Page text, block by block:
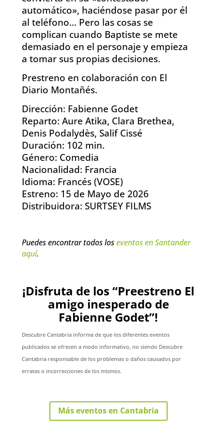
automático», haciéndose pasar por él
al teléfono… Pero las cosas se
complican cuando Baptiste se mete
demasiado en el personaje y empieza
a tomar sus propias decisiones.
Prestreno en colaboración con El
Diario Montañés.
Dirección: Fabienne Godet
Reparto: Aure Atika, Clara Brethea,
Denis Podalydès, Salif Cissé
Duración: 102 min.
Género: Comedia
Nacionalidad: Francia
Idioma: Francés (VOSE)
Estreno: 15 de Mayo de 2026
Distribuidora: SURTSEY FILMS
Puedes encontrar todos loseventos en Santander
aquí.
¡Disfruta de los “Preestreno El
amigo inesperado de
Fabienne Godet”!
Descubre Cantabria informa de que los diferentes eventos
publicados se ofrecen a modo informativo, no siendo Descubre
Cantabria responsable de los problemas o daños causados por
erratas o incorrecciones de los mismos.
Más eventos en Cantabria